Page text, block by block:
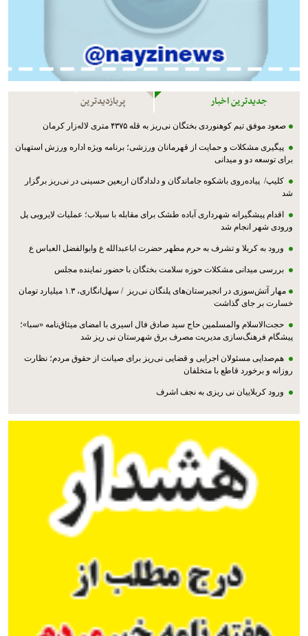
جدیدترین اخبار پربازدیدترین
صعود موفق تیم کوهنوردی بختگان نی‌ریز به قله ۴۳۷۵ متری لاله‌زار کرمان
پیگیری مشکلات و حمایت از قهرمانان ورزشی؛ برنامه ویژه اداره ورزش استهبان
برای توسعه دو و میدانی
کلیپ/ پیاده‌روی باشکوه جاماندگان و دلدادگان اربعین حسینی در نی‌ریز برگزار
شد
اقدام پیشگیرانه شهرداری آباده طشک برای مقابله با سیلاب؛ عملیات لایروبی پل
ورودی شهر انجام شد
ورود به کربلا و تشرف به حرم مطهر حضرت اباعبدالله ع وابوالفضل العباس ع
بررسی میدانی مشکلات حوزه سلامت بختگان با حضور نماینده مجلس
مهار آتش‌سوزی در انجیرستان‌های پلنگان نی‌ریز / سهل‌انگاری، ۱.۳ میلیارد تومان
خسارت بر جای گذاشت
حجت‌الاسلام والمسلمین حاج سید صادق فال اسیری با امضای میثاق‌نامه «سبا»؛
پیشگام فرهنگ‌سازی مدیریت مصرف برق شهرستان نی ریز شد
هم‌صدایی مسئولان اجرایی و قضایی نی‌ریز برای صیانت از حقوق مردم؛ نظارت
روزانه و برخورد قاطع با متخلفان
ورود کربلاییان نی ریزی به نجف اشرف